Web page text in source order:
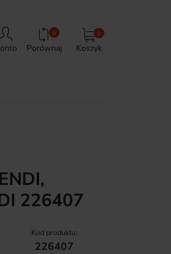
0
Porównaj Koszyk
0
226407
Kod produktu:
226407